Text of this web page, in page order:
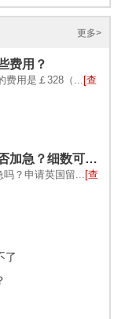
更多>
费用？
费用是￡328（... [查
攻略｜英国留学签证能否加急？细数可办理加急服务的七类签证！
吗？申请英国留... [查
了